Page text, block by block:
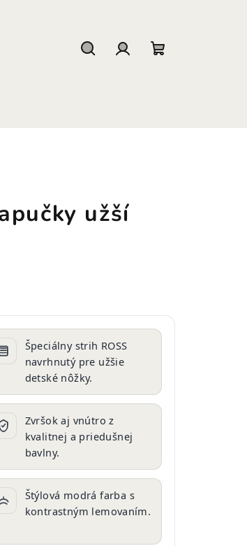
užší
Špeciálny strih ROSS
navrhnutý pre užšie
detské nôžky.
Zvršok aj vnútro z
kvalitnej a priedušnej
bavlny.
Štýlová modrá farba s
kontrastným lemovaním.